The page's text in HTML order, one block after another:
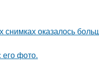
оказалось
фото.